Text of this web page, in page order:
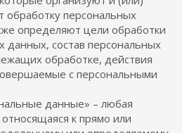
обработку персональных
определяют цели обработки
данных, состав персональных
обработке, действия
с персональными
данные» – любая
к прямо или